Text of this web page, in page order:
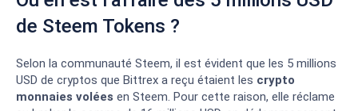
de Steem Tokens ?
Selon la communauté Steem, il est évident que les 5 millions
USD de cryptos que Bittrex a reçu étaient les crypto
monnaies volées en Steem. Pour cette raison, elle réclame